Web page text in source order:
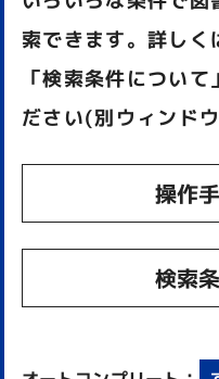
索できます。詳しく
「検索条件につい
ださい(別ウィンド
操作
検索